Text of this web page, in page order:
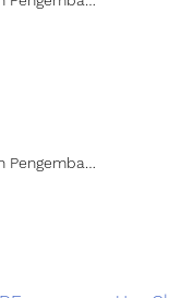
> PDF